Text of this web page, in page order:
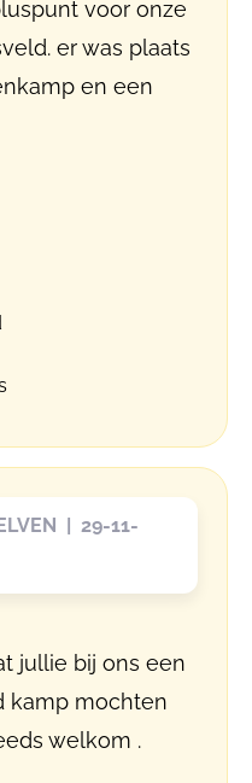
voor onze
er was plaats
en een
| 29-11-
jullie bij ons een
kamp mochten
welkom .